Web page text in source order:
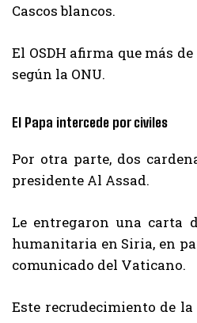
Cascos blancos.
El OSDH afirma que más
según la ONU.
El Papa intercede por civiles
Por otra parte, dos
presidente Al Assad.
Le entregaron una carta
humanitaria en Siria, en
comunicado del Vaticano.
Este recrudecimiento de